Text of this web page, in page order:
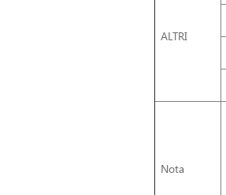
ALTRI
Nota